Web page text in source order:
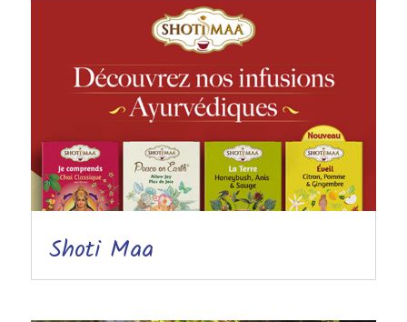
Shoti Maa